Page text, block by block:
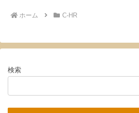
ホーム C-HR
検索